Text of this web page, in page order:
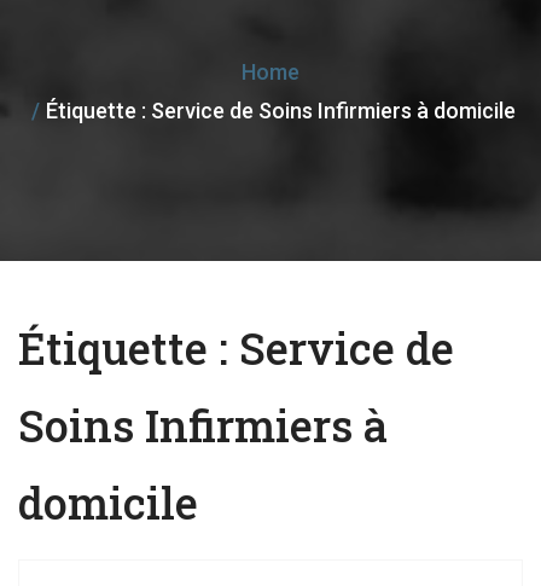
n
a
o
Home
Étiquette : Service de Soins Infirmiers à domicile
Étiquette : Service de
Soins Infirmiers à
domicile